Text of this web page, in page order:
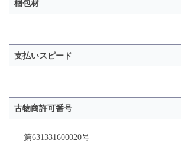
梱包材
支払いスピード
古物商許可番号
第631331600020号